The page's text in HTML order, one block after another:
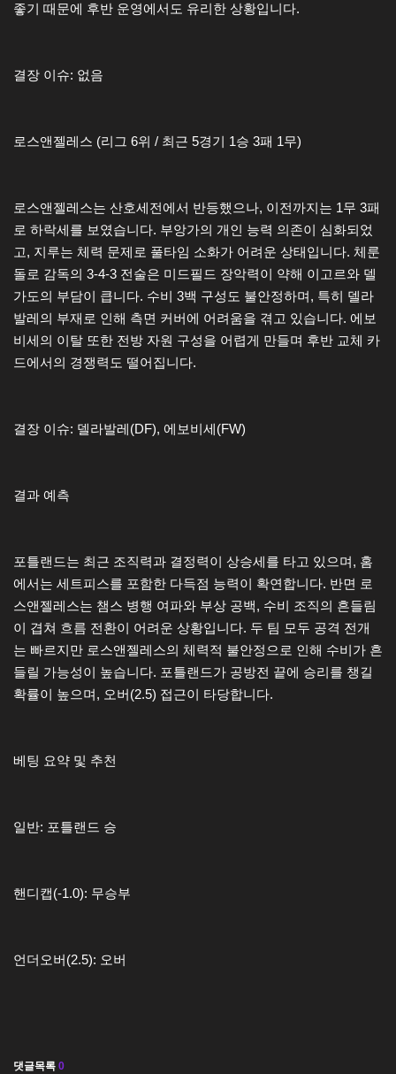
좋기 때문에 후반 운영에서도 유리한 상황입니다.
결장 이슈: 없음
로스앤젤레스 (리그 6위 / 최근 5경기 1승 3패 1무)
로스앤젤레스는 산호세전에서 반등했으나, 이전까지는 1무 3패
로 하락세를 보였습니다. 부앙가의 개인 능력 의존이 심화되었
고, 지루는 체력 문제로 풀타임 소화가 어려운 상태입니다. 체룬
돌로 감독의 3-4-3 전술은 미드필드 장악력이 약해 이고르와 델
가도의 부담이 큽니다. 수비 3백 구성도 불안정하며, 특히 델라
발레의 부재로 인해 측면 커버에 어려움을 겪고 있습니다. 에보
비세의 이탈 또한 전방 자원 구성을 어렵게 만들며 후반 교체 카
드에서의 경쟁력도 떨어집니다.
결장 이슈: 델라발레(DF), 에보비세(FW)
결과 예측
포틀랜드는 최근 조직력과 결정력이 상승세를 타고 있으며, 홈
에서는 세트피스를 포함한 다득점 능력이 확연합니다. 반면 로
스앤젤레스는 챔스 병행 여파와 부상 공백, 수비 조직의 흔들림
이 겹쳐 흐름 전환이 어려운 상황입니다. 두 팀 모두 공격 전개
는 빠르지만 로스앤젤레스의 체력적 불안정으로 인해 수비가 흔
들릴 가능성이 높습니다. 포틀랜드가 공방전 끝에 승리를 챙길
확률이 높으며, 오버(2.5) 접근이 타당합니다.
베팅 요약 및 추천
일반: 포틀랜드 승
핸디캡(-1.0): 무승부
언더오버(2.5): 오버
댓글목록 0